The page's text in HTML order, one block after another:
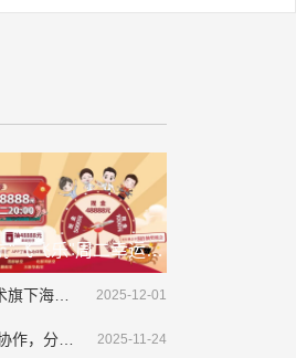
关于发布新海航"飞飞乐"周二幸运夜(第二季)抽奖活动延期公告的通知
新海航海航技术旗下海航斯提斯迎来首架大韩航空整机喷涂业务 2025-12-01
榜样力量|跨国协作，分秒必争，新海航海航技术顺利完成境外紧急排故工作 2025-11-24